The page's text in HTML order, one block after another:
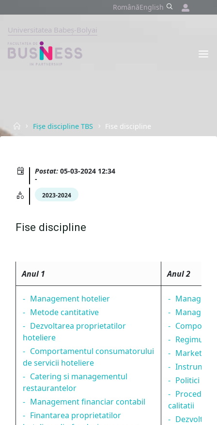
to
content
RomânăEnglish
Universitatea Babeș-BolyaiFACULTATEA
HomeFișe discipline TBS Fise discipline
Postat: 05-03-2024 12:34
-
2023-2024
Fise discipline
Anul 1 Anul 2
Management hotelier
Metode cantitative
Dezvoltarea proprietatilor
hoteliere
Comportamentul consumatorului
de servicii hoteliere
Catering si managementul
restaurantelor
Management financiar contabil
Finantarea proprietatilor
Regimul
Marketing
Politici si
Proceduri
calitatii